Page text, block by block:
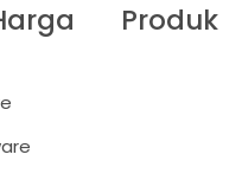
Produk